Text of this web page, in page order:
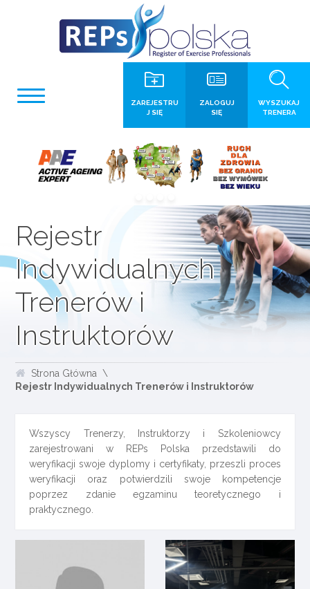
WYSZUKAJ
TRENERA
ZALOGUJ
SIĘ
ZAREJESTRU
J SIĘ
Rejestr
Indywidualnych
Trenerów i
Instruktorów
Strona Główna
Rejestr Indywidualnych Trenerów i Instruktorów
Wszyscy Trenerzy, Instruktorzy i Szkoleniowcy
zarejestrowani w REPs Polska przedstawili do
weryfikacji swoje dyplomy i certyfikaty, przeszli proces
weryfikacji oraz potwierdzili swoje kompetencje
poprzez zdanie egzaminu teoretycznego i
praktycznego.